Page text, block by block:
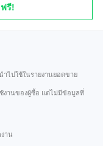
รี!
ำไปใช้ในรายงานยอดขาย
งานของผู้ซื้อ แต่ไม่มีข้อมูลที่
าน